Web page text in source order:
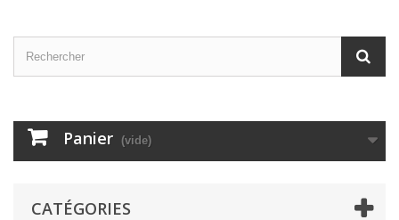
Panier (vide)
CATÉGORIES